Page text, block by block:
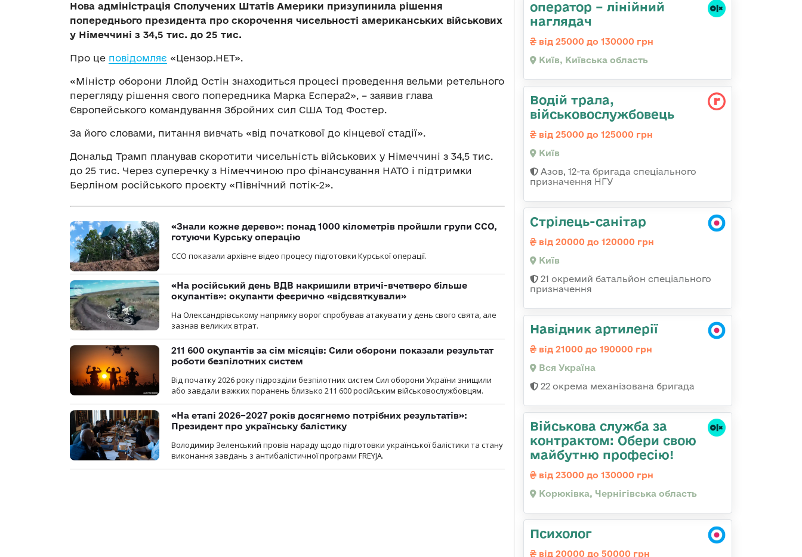
Нова адміністрація Сполучених Штатів Америки призупинила рішення
попереднього президента про скорочення чисельності американських військових
у Німеччині з 34,5 тис. до 25 тис.
Про це повідомляє «Цензор.НЕТ».
«Міністр оборони Ллойд Остін знаходиться процесі проведення вельми ретельного
перегляду рішення свого попередника Марка Еспера2», – заявив глава
Європейського командування Збройних сил США Тод Фостер.
За його словами, питання вивчать «від початкової до кінцевої стадії».
Дональд Трамп планував скоротити чисельність військових у Німеччині з 34,5 тис.
до 25 тис. Через суперечку з Німеччиною про фінансування НАТО і підтримки
Берліном російського проєкту «Північний потік-2».
«Знали кожне дерево»: понад 1000 кілометрів пройшли групи ССО,
готуючи Курську операцію
ССО показали архівне відео процесу підготовки Курської операції.
«На російський день ВДВ накришили втричі-вчетверо більше
окупантів»: окупанти феєрично «відсвяткували»
На Олександрівському напрямку ворог спробував атакувати у день свого свята, але
зазнав великих втрат.
211 600 окупантів за сім місяців: Сили оборони показали результат
роботи безпілотних систем
Від початку 2026 року підрозділи безпілотних систем Сил оборони України знищили
або завдали важких поранень близько 211 600 російським військовослужбовцям.
«На етапі 2026–2027 років досягнемо потрібних результатів»:
Президент про українську балістику
Володимир Зеленський провів нараду щодо підготовки української балістики та стану
виконання завдань з антибалістичної програми FREYJA.
оператор – лінійний
наглядач
від 25000 до 130000 грн
Київ, Київська область
Водій трала,
військовослужбовець
від 25000 до 125000 грн
Київ
Азов, 12-та бригада спеціального
призначення НГУ
Стрілець-санітар
від 20000 до 120000 грн
Київ
21 окремий батальйон спеціального
призначення
Навідник артилерії
від 21000 до 190000 грн
Вся Україна
22 окрема механізована бригада
Військова служба за
контрактом: Обери свою
майбутню професію!
від 23000 до 130000 грн
Корюківка, Чернігівська область
Психолог
від 20000 до 50000 грн